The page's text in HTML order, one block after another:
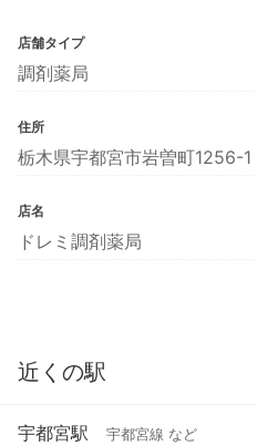
店舗タイプ
調剤薬局
住所
栃木県宇都宮市岩曽町1256-1
店名
ドレミ調剤薬局
近くの駅
宇都宮駅 宇都宮線 など